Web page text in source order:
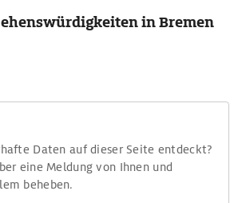
in Bremen
Daten auf dieser Seite entdeckt?
eine Meldung von Ihnen und
beheben.